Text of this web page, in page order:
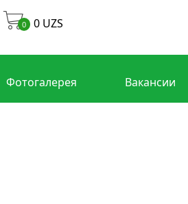
0 0 UZS
Фотогалерея Вакансии